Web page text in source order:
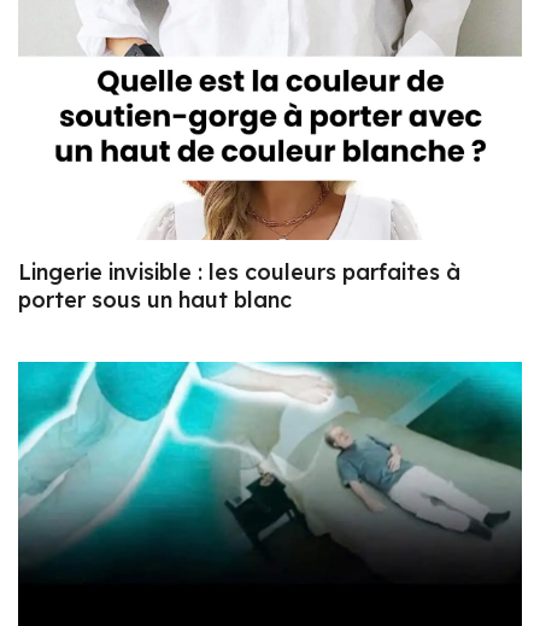
Lingerie invisible : les couleurs parfaites à
porter sous un haut blanc